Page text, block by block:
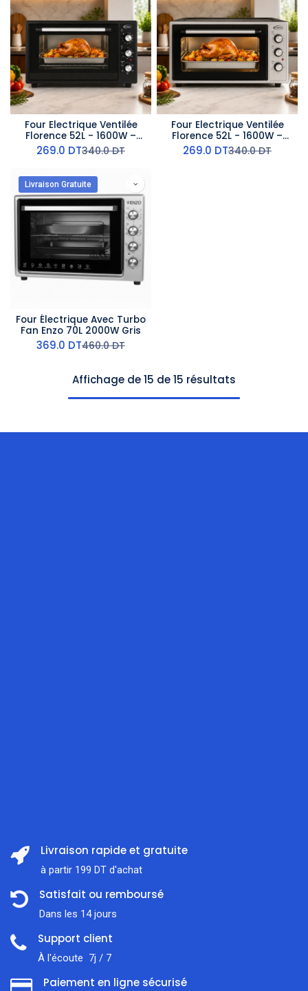
Four Electrique Ventilée
Florence 52L - 1600W –
Noir
269.0 DT340.0DT
Four Electrique Ventilée
Florence 52L - 1600W –
Gris
269.0 DT340.0DT
Livraison Gratuite
Four Électrique Avec Turbo
Fan Enzo 70L 2000W Gris
369.0 DT460.0DT
Affichage de 15 de 15 résultats
Livraison rapide et gratuite
à partir 199 DT d'achat
Satisfait ou remboursé
Dans les 14 jours
Support client
À l'écoute 7j / 7
Paiement en ligne sécurisé